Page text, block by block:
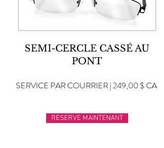
SEMI-CERCLE CASSÉ AU
PONT
SERVICE PAR COURRIER | 249,00 $ CA
RESERVE MAINTENANT